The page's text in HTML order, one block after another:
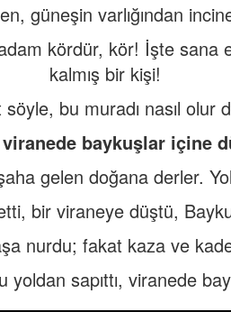
güneşin varlığından
kördür, kör! İşte sana
kalmış bir kişi!
bu muradı nasıl olur
viranede baykuşlar içine
gelen doğana derler.
bir viraneye düştü,
nurdu; fakat kaza ve
sapıttı, viranede